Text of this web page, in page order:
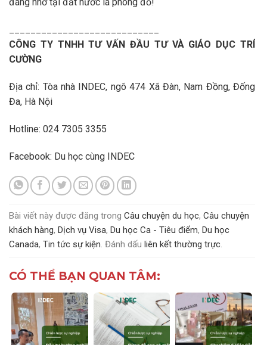
đáng nhớ tại đất nước lá phong đỏ!
CÔNG TY TNHH TƯ VẤN ĐẦU TƯ VÀ GIÁO DỤC TRÍ
CƯỜNG
Địa chỉ: Tòa nhà INDEC, ngõ 474 Xã Đàn, Nam Đồng, Đống
Đa, Hà Nội
Hotline: 024 7305 3355
Facebook: Du học cùng INDEC
Bài viết này được đăng trong Câu chuyện du học, Câu chuyện
khách hàng, Dịch vụ Visa, Du học Ca - Tiêu điểm, Du học
Canada, Tin tức sự kiện. Đánh dấu liên kết thường trực.
CÓ THỂ BẠN QUAN TÂM: